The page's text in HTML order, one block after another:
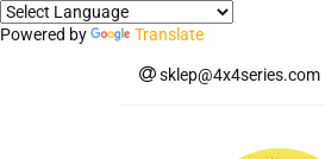
Powered by Translate
sklep@4x4series.com